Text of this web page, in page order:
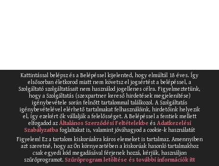
Kattintással belépsz és a Belépéssel kijelented, hogy elmúltál 18 éves. Így
elsősorban életkorod miatt nem követsz el jogsértést a belépéssel, a
Szolgáltató szolgáltatásait nem használod jogellenes célra. Figyelmeztetünk,
hogy a Szolgáltatás (szexpartner kereső hirdetések megjelenítése)
igénybevétele során felnőtt tartalommal találkozol. A Szolgáltatás
igénybevételével elérhető tartalmakat felhasználóink, hirdetőink helyezik
el, így ezekért ők vállalják a felelősséget. A Belépéssel a fentiek mellett
elfogadod az Általános Szerződési Feltételekbe és Adatkezelési
Szabályzatbafoglaltakat is, valamint jóváhagyod a cookie-k használatát
Figyelem! Ez a tartalom kiskorúakra káros elemeket is tartalmaz. Amennyiben
azt szeretné, hogy az Ön környezetében a kiskorúak hasonló tartalmakhoz
csak egyedi kód megadásával férjenek hozzá, kérjük, használjon
szűrőprogramot. Szűrőprogram letöltése és további információk itt